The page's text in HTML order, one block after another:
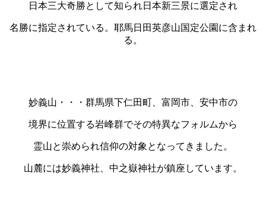
日本三大奇勝として知られ日本新三景に選定され
名勝に指定されている。耶馬日田英彦山国定公園に含まれ
る。
妙義山・・・群馬県下仁田町、富岡市、安中市の
境界に位置する岩峰群でその特異なフォルムから
霊山と崇められ信仰の対象となってきました。
山麓には妙義神社、中之嶽神社が鎮座しています。